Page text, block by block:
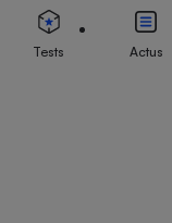
Tests Actus